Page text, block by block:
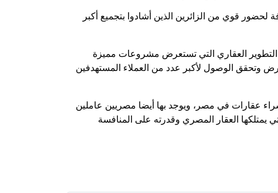
المصري، بالإضافة لحضور قوي من الزائرين الذين أشادوا بتجميع أكبر
العقاري التي تستعرض مشروعات مميزة
وتحقق الوصول لأكبر عدد من العملاء المستهدفين
متنوعة لديها طلب قوي على شراء عقارات في مصر، ويوجد بها أيضا مصريين عاملين
يمتلكها العقار المصري وقدرته على المنافسة